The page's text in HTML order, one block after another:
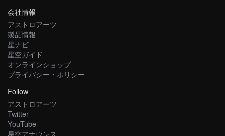
会社情報
アストロアーツ
製品情報
星ナビ
星空ガイド
オンラインショップ
プライバシー・ポリシー
Follow
アストロアーツ
Twitter
YouTube
星空アナウンス